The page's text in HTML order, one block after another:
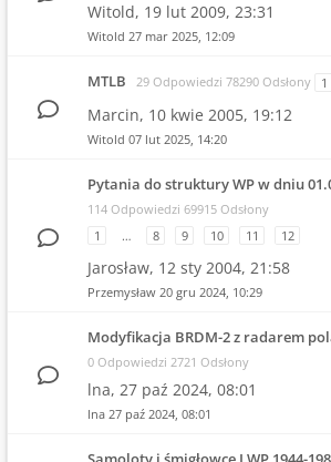
Witold, 19 lut 2009, 23:31
Witold 27 mar 2025, 12:09
MTLB 29 Odpowiedzi 78290 Odsłony 1
Marcin, 10 kwie 2005, 19:12
Witold 07 lut 2025, 14:20
Pytania do struktury WP w dniu
114 Odpowiedzi 69915 Odsłony
1
… 8 9 10 11 12
Jarosław, 12 sty 2004, 21:58
Przemysław 20 gru 2024, 10:29
Modyfikacja BRDM-2 z radarem
0 Odpowiedzi 2721 Odsłony
lna, 27 paź 2024, 08:01
lna 27 paź 2024, 08:01